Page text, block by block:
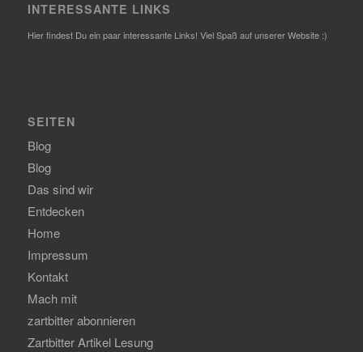
INTERESSANTE LINKS
Hier findest Du ein paar interessante Links! Viel Spaß auf unserer Website :)
SEITEN
Blog
Blog
Das sind wir
Entdecken
Home
Impressum
Kontakt
Mach mit
zartbitter abonnieren
Zartbitter Artikel Lesung